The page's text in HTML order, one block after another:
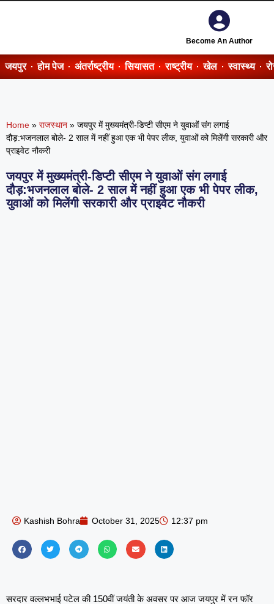
Become An Author
जयपुर होम पेज अंतर्राष्ट्रीय सियासत राष्ट्रीय खेल स्वास्थ्य
Home » राजस्थान » जयपुर में मुख्यमंत्री-डिप्टी सीएम ने युवाओं संग लगाई
दौड़:भजनलाल बोले- 2 साल में नहीं हुआ एक भी पेपर लीक, युवाओं को मिलेंगी सरकारी और
प्राइवेट नौकरी
जयपुर में मुख्यमंत्री-डिप्टी सीएम ने युवाओं संग लगाई
दौड़:भजनलाल बोले- 2 साल में नहीं हुआ एक भी पेपर लीक,
युवाओं को मिलेंगी सरकारी और प्राइवेट नौकरी
Kashish Bohra October 31, 2025 12:37 pm
सरदार वल्लभभाई पटेल की 150वीं जयंती के अवसर पर आज जयपुर में रन फॉर